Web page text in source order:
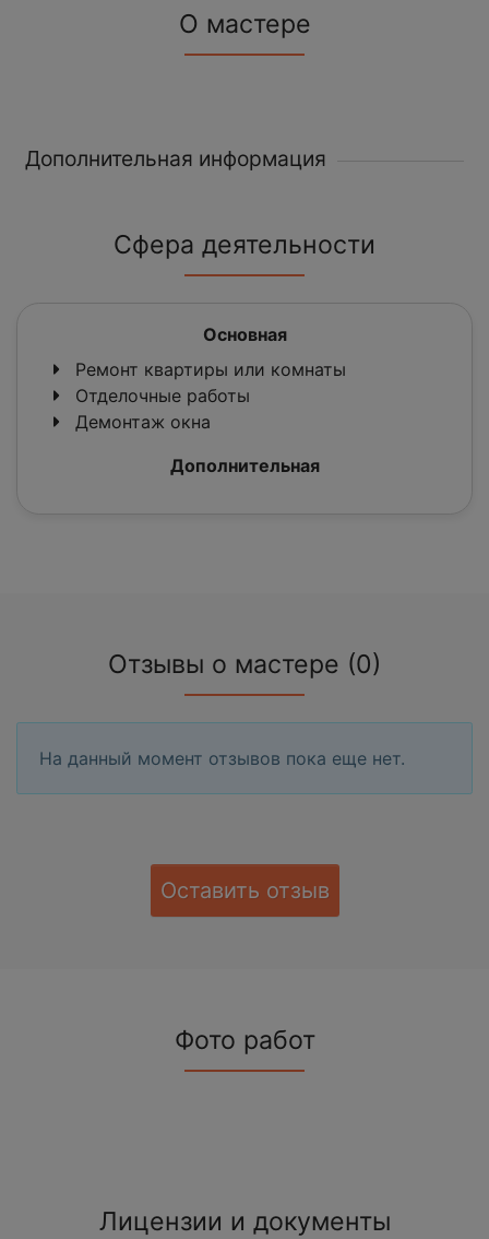
О мастере
Дополнительная информация
Сфера деятельности
Основная
Ремонт квартиры или комнаты
Отделочные работы
Демонтаж окна
Дополнительная
Отзывы о мастере (0)
На данный момент отзывов пока еще нет.
Оставить отзыв
Фото работ
Лицензии и документы